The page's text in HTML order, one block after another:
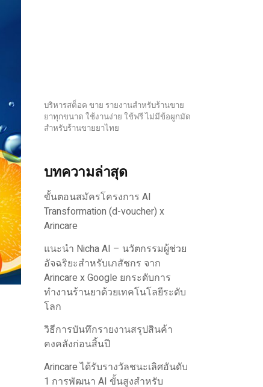
บริหารสต็อค ขาย รายงานสำหรับร้านขาย
ยาทุกขนาด ใช้งานง่าย ใช้ฟรี ไม่มีข้อผูกมัด
สำหรับร้านขายยาไทย
บทความล่าสุด
ขั้นตอนสมัครโครงการ AI
Transformation (d-voucher) x
Arincare
แนะนำ Nicha AI – นวัตกรรมผู้ช่วย
อัจฉริยะสำหรับเภสัชกร จาก
Arincare x Google ยกระดับการ
ทำงานร้านยาด้วยเทคโนโลยีระดับ
โลก
วิธีการบันทึกรายงานสรุปสินค้า
คงคลังก่อนสิ้นปี
Arincare ได้รับรางวัลชนะเลิศอันดับ
1 การพัฒนา AI ขั้นสูงสำหรับ